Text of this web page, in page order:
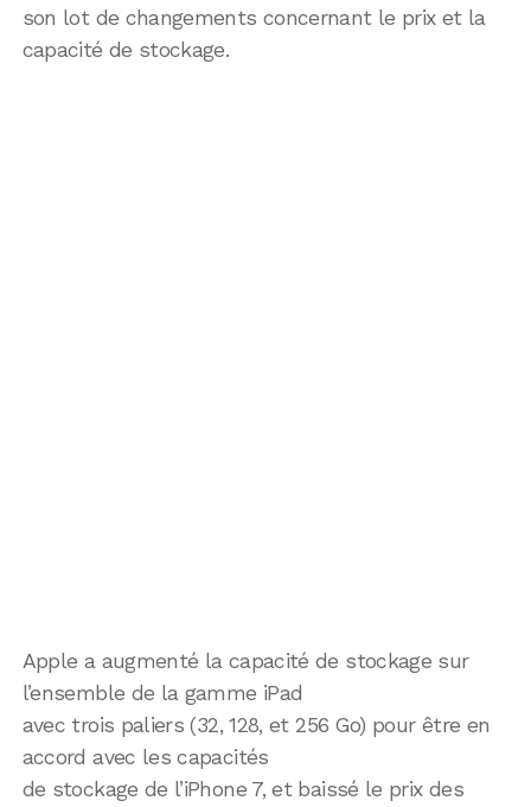
son lot de changements concernant le prix et la
capacité de stockage.
Apple a augmenté la capacité de stockage sur
l’ensemble de la gamme iPad
avec trois paliers (32, 128, et 256 Go) pour être en
accord avec les capacités
de stockage de l’iPhone 7, et baissé le prix des